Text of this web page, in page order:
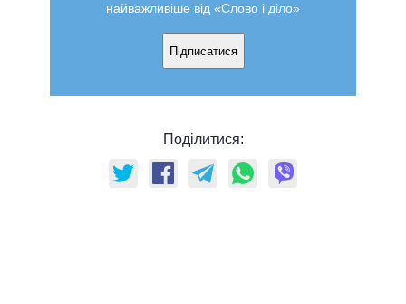
найважливіше від «Слово і діло»
Підписатися
Поділитися: